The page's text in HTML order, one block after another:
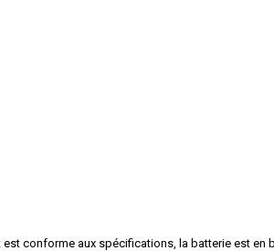
conforme aux spécifications, la batterie est en